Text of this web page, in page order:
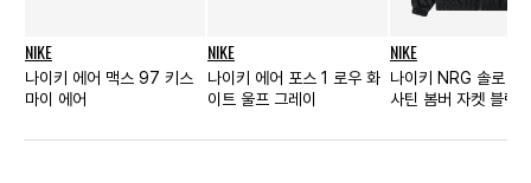
NIKE
나이키 에어 맥스 97 키스
마이 에어
NIKE
나이키 에어 포스 1 로우 화
이트 울프 그레이
NIKE
나이키 NRG 솔로 스
사틴 봄버 자켓 블랙